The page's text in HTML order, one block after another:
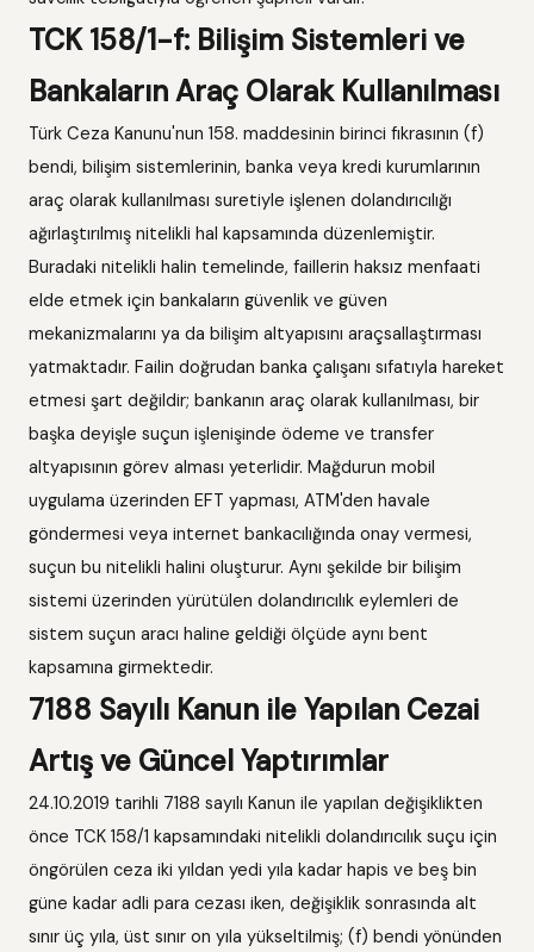
TCK 158/1-f: Bilişim Sistemleri ve
Bankaların Araç Olarak Kullanılması
Türk Ceza Kanunu'nun 158. maddesinin birinci fıkrasının (f)
bendi, bilişim sistemlerinin, banka veya kredi kurumlarının
araç olarak kullanılması suretiyle işlenen dolandırıcılığı
ağırlaştırılmış nitelikli hal kapsamında düzenlemiştir.
Buradaki nitelikli halin temelinde, faillerin haksız menfaati
elde etmek için bankaların güvenlik ve güven
mekanizmalarını ya da bilişim altyapısını araçsallaştırması
yatmaktadır. Failin doğrudan banka çalışanı sıfatıyla hareket
etmesi şart değildir; bankanın araç olarak kullanılması, bir
başka deyişle suçun işlenişinde ödeme ve transfer
altyapısının görev alması yeterlidir. Mağdurun mobil
uygulama üzerinden EFT yapması, ATM'den havale
göndermesi veya internet bankacılığında onay vermesi,
suçun bu nitelikli halini oluşturur. Aynı şekilde bir bilişim
sistemi üzerinden yürütülen dolandırıcılık eylemleri de
sistem suçun aracı haline geldiği ölçüde aynı bent
kapsamına girmektedir.
7188 Sayılı Kanun ile Yapılan Cezai
Artış ve Güncel Yaptırımlar
24.10.2019 tarihli 7188 sayılı Kanun ile yapılan değişiklikten
önce TCK 158/1 kapsamındaki nitelikli dolandırıcılık suçu için
öngörülen ceza iki yıldan yedi yıla kadar hapis ve beş bin
güne kadar adli para cezası iken, değişiklik sonrasında alt
sınır üç yıla, üst sınır on yıla yükseltilmiş; (f) bendi yönünden